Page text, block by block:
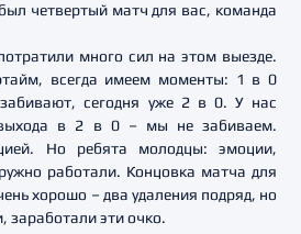
четвертый матч для вас, команда
много сил на этом выезде.
всегда имеем моменты: 1 в 0
сегодня уже 2 в 0. У нас
в 2 в 0 – мы не забиваем.
Но ребята молодцы: эмоции,
работали. Концовка матча для
хорошо – два удаления подряд, но
заработали эти очко.